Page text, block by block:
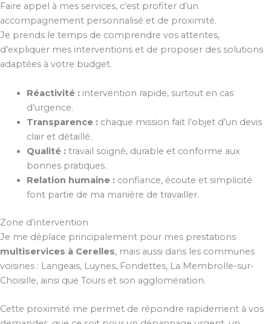
Faire appel à mes services, c’est profiter d’un
accompagnement personnalisé et de proximité.
Je prends le temps de comprendre vos attentes,
d’expliquer mes interventions et de proposer des solutions
adaptées à votre budget.
Réactivité :intervention rapide, surtout en cas
d’urgence.
Transparence :chaque mission fait l’objet d’un devis
clair et détaillé.
Qualité :travail soigné, durable et conforme aux
bonnes pratiques.
Relation humaine :confiance, écoute et simplicité
font partie de ma manière de travailler.
Zone d’intervention
Je me déplace principalement pour mes prestations
multiservices à Cerelles, mais aussi dans les communes
voisines : Langeais, Luynes, Fondettes, La Membrolle-sur-
Choisille, ainsi que Tours et son agglomération.
Cette proximité me permet de répondre rapidement à vos